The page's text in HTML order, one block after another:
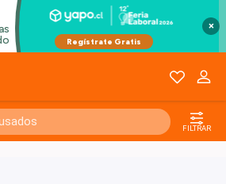
×
FILTRAR